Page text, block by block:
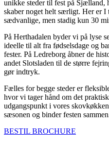
unikke steder til fest på Sjælland,
skaber noget helt særligt. Her er
sædvanlige, men stadig kun 30
På Herthadalen byder vi på lyse
ideelle til alt fra fødselsdage og
fester. På Ledreborg åbner de
andet Slotsladen til de større
gør indtryk.
Fælles for begge steder er
hvor vi tager hånd om det
udgangspunkt i vores
sæsonen og binder festen
BESTIL BROCHURE